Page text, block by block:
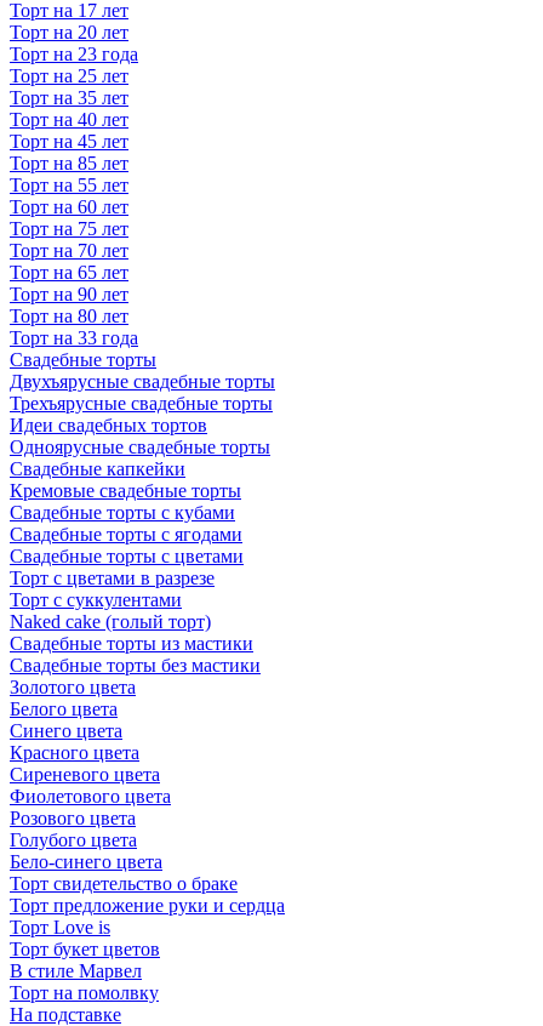
Торт на 17 лет
Торт на 20 лет
Торт на 23 года
Торт на 25 лет
Торт на 35 лет
Торт на 40 лет
Торт на 45 лет
Торт на 85 лет
Торт на 55 лет
Торт на 60 лет
Торт на 75 лет
Торт на 70 лет
Торт на 65 лет
Торт на 90 лет
Торт на 80 лет
Торт на 33 года
Свадебные торты
Двухъярусные свадебные торты
Трехъярусные свадебные торты
Идеи свадебных тортов
Одноярусные свадебные торты
Свадебные капкейки
Кремовые свадебные торты
Свадебные торты с кубами
Свадебные торты с ягодами
Свадебные торты с цветами
Торт с цветами в разрезе
Торт с суккулентами
Naked cake (голый торт)
Свадебные торты из мастики
Свадебные торты без мастики
Золотого цвета
Белого цвета
Синего цвета
Красного цвета
Сиреневого цвета
Фиолетового цвета
Розового цвета
Голубого цвета
Бело-синего цвета
Торт свидетельство о браке
Торт предложение руки и сердца
Торт Love is
Торт букет цветов
В стиле Марвел
Торт на помолвку
На подставке